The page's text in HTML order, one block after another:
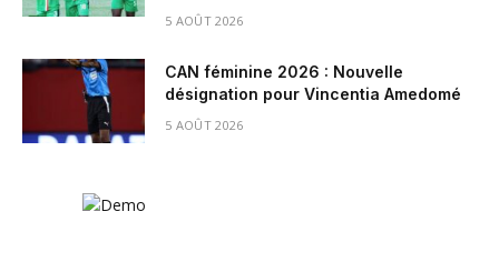
5 AOÛT 2026
CAN féminine 2026 : Nouvelle
désignation pour Vincentia Amedomé
5 AOÛT 2026